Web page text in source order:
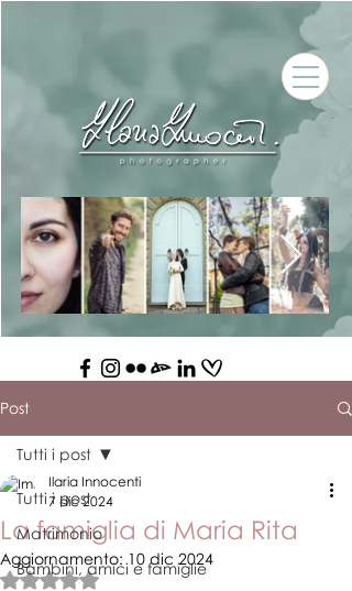
Post
Tutti i post
Matrimonio
Bambini, amici e famiglie
Tutti i post
La famiglia di Maria Rita
Ilaria Innocenti
7 dic 2024
Aggiornamento:10 dic 2024
Valutazione NaN stelle su 5.